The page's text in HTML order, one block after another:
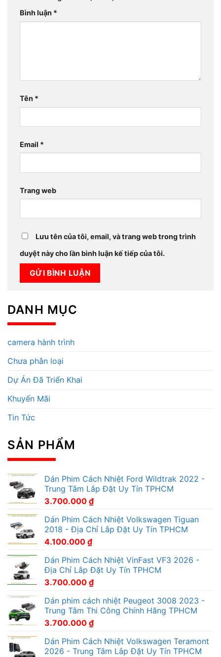
Bình luận *
Tên *
Email *
Trang web
Lưu tên của tôi, email, và trang web trong trình
duyệt này cho lần bình luận kế tiếp của tôi.
DANH MỤC
camera hành trình
Chưa phân loại
Dự Án Đã Triển Khai
Khuyến Mãi
Tin Tức
SẢN PHẨM
Dán Phim Cách Nhiệt Ford Wildtrak 2022 -
Trung Tâm Lắp Đặt Uy Tín TPHCM
3.700.000 ₫
Dán Phim Cách Nhiệt Volkswagen Tiguan
2018 - Địa Chỉ Lắp Đặt Uy Tín TPHCM
4.100.000 ₫
Dán Phim Cách Nhiệt VinFast VF3 2026 -
Địa Chỉ Lắp Đặt Uy Tín TPHCM
3.700.000 ₫
Dán phim cách nhiệt Peugeot 3008 2023 -
Trung Tâm Thi Công Chính Hãng TPHCM
3.700.000 ₫
Dán Phim Cách Nhiệt Volkswagen Teramont
2026 - Trung Tâm Lắp Đặt Uy Tín TPHCM